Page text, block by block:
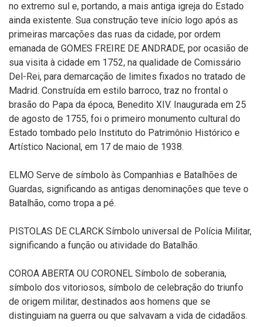
no extremo sul e, portando, a mais antiga igreja do Estado
ainda existente. Sua construção teve início logo após as
primeiras marcações das ruas da cidade, por ordem
emanada de GOMES FREIRE DE ANDRADE, por ocasião de
sua visita à cidade em 1752, na qualidade de Comissário
Del-Rei, para demarcação de limites fixados no tratado de
Madrid. Construída em estilo barroco, traz no frontal o
brasão do Papa da época, Benedito XIV. Inaugurada em 25
de agosto de 1755, foi o primeiro monumento cultural do
Estado tombado pelo Instituto do Patrimônio Histórico e
Artístico Nacional, em 17 de maio de 1938.
ELMO Serve de símbolo às Companhias e Batalhões de
Guardas, significando as antigas denominações que teve o
Batalhão, como tropa a pé.
PISTOLAS DE CLARCK Símbolo universal de Polícia Militar,
significando a função ou atividade do Batalhão.
COROA ABERTA OU CORONEL Símbolo de soberania,
símbolo dos vitoriosos, símbolo de celebração do triunfo
de origem militar, destinados aos homens que se
distinguiam na guerra ou que salvavam a vida de cidadãos.